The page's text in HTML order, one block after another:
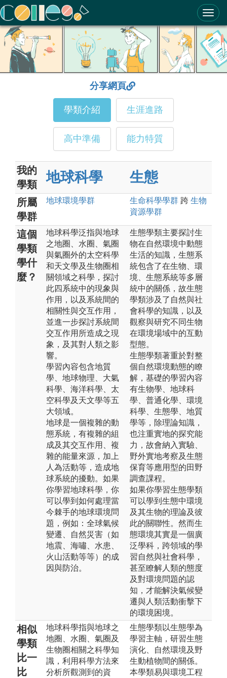
ColleGo! 大學選才與高中育才輔助系統
分享網頁
學類介紹 生涯進路
高中準備 能力特質
我的
學類
地球科學 生態
所屬
學群
地球環境學群 生命科學學群 跨 生物
資源學群
這個
學類
學什
麼？
地球科學泛指與地球
之地圈、水圈、氣圈
與氣圈外的太空科學
和天文學及生物圈相
關領域之科學，探討
此四系統中的現象與
作用，以及系統間的
相關性與交互作用，
並進一步探討系統間
交互作用所造成之現
象，及其對人類之影
響。
學習內容包含地質
學、地球物理、大氣
科學、海洋科學、太
空科學及天文學等五
大領域。
地球是一個複雜的動
態系統，有複雜的組
成及其交互作用、複
雜的能量來源，加上
人為活動等，造成地
球系統的擾動。如果
你學習地球科學，你
可以學到如何處理當
今棘手的地球環境問
題，例如：全球氣候
變遷、自然災害（如
地震、海嘯、水患、
火山活動等等）的成
因與防治。
生態學類主要探討生
物在自然環境中動態
生活的知識，生態系
統包含了在生物、環
境、生態系統等多層
統中的關係，故生態
學類涉及了自然與社
會科學的知識，以及
觀察與研究不同生物
在環境場域中的互動
型態。
生態學類著重於對整
個自然環境動態的瞭
解，基礎的學習內容
有生物學、地球科
學、普通化學、環境
科學、生態學、地質
學等，除理論知識，
也注重實地的探究能
力，故會納入實驗、
野外實地考察及生態
保育等應用型的田野
調查課程。
如果你學習生態學類
可以學到生態中環境
及其生物的理論及彼
此的關聯性。然而生
態環境其實是一個廣
泛學科，跨領域的學
習自然與社會科學，
甚至瞭解人類的態度
及對環境問題的認
知，才能解決氣候變
遷與人類活動衝擊下
的環境困境。
相似
學類
比一
比
地球科學指與地球之
地圈、水圈、氣圈及
生物圈相關之科學知
識，利用科學方法來
分析所觀測到的資
生態學類以生態學為
學習主軸，研習生態
演化、自然環境及野
生動植物間的關係。
本學類易與環境工程